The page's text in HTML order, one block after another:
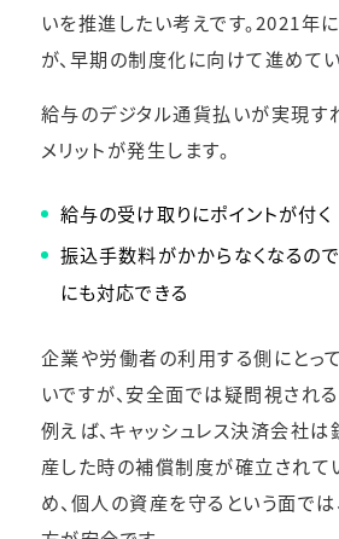
いを推進したい考えです。2021年
が、早期の制度化に向けて進めてい
給与のデジタル通貨払いが実現す
メリットが発生します。
給与の受け取りにポイントが付く
振込手数料がかからなくなるの
にも対応できる
企業や労働者の利用する側にとっ
いですが、安全面では疑問視される
例えば、キャッシュレス決済会社は
産した時の補償制度が確立されて
め、個人の資産を守るという面では